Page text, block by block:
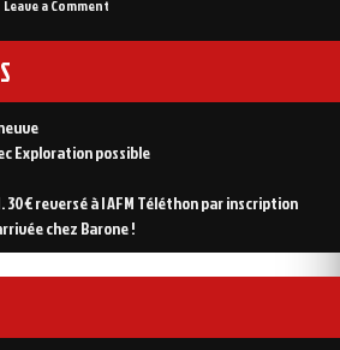
Leave a Comment
Rifap
Exploration possible
30€ reversé à l AFM Téléthon par inscription
chez Barone !